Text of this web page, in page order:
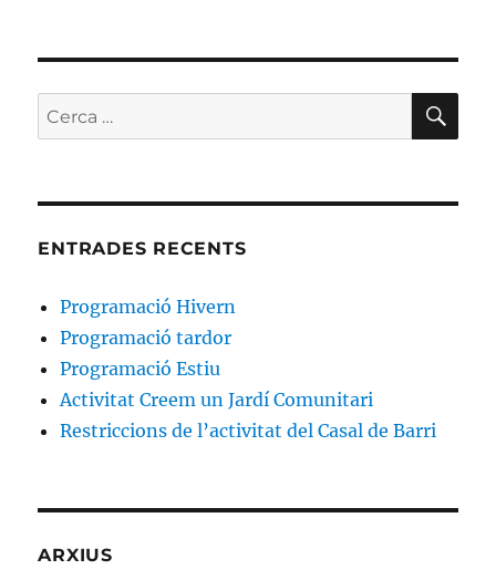
Cerca:
ENTRADES RECENTS
Programació Hivern
Programació tardor
Programació Estiu
Activitat Creem un Jardí Comunitari
Restriccions de l’activitat del Casal de Barri
ARXIUS